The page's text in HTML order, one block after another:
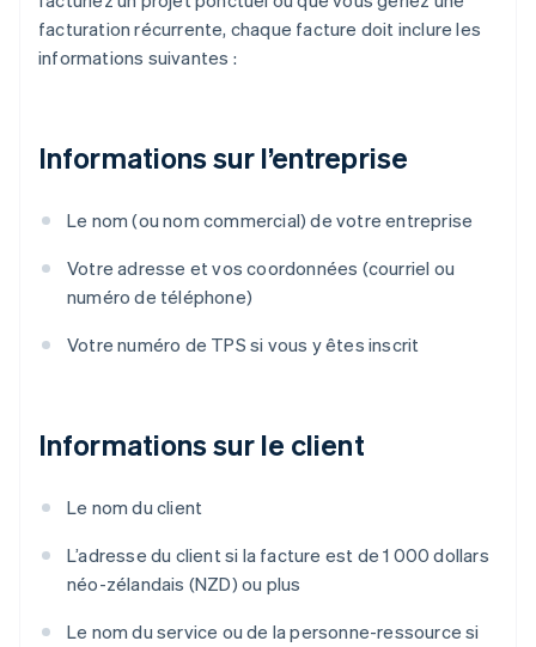
facturation récurrente, chaque facture doit inclure les
informations suivantes :
Informations sur l’entreprise
Le nom (ou nom commercial) de votre entreprise
Votre adresse et vos coordonnées (courriel ou
numéro de téléphone)
Votre numéro de TPS si vous y êtes inscrit
Informations sur le client
Le nom du client
L’adresse du client si la facture est de 1 000 dollars
néo-zélandais (NZD) ou plus
Le nom du service ou de la personne-ressource si